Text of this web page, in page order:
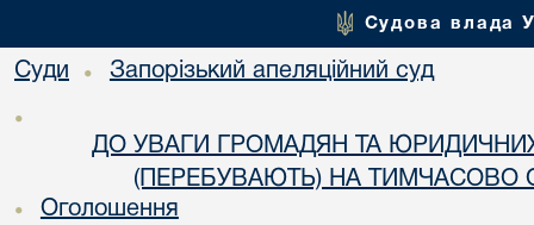
Судова влада
Суди • Запорізький апеляційний суд
•
ДО УВАГИ ГРОМАДЯН ТА
(ПЕРЕБУВАЮТЬ) НА ТИМЧАСОВО
• Оголошення